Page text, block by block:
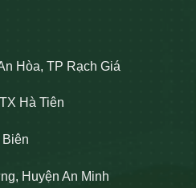
Hòa, TP Rạch Giá
Hà Tiên
Huyện An Minh